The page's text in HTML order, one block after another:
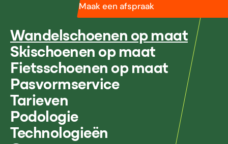
Maak een afspraak
Wandelschoenen op maat
Skischoenen op maat
Fietsschoenen op maat
Pasvormservice
Tarieven
Podologie
Technologieën